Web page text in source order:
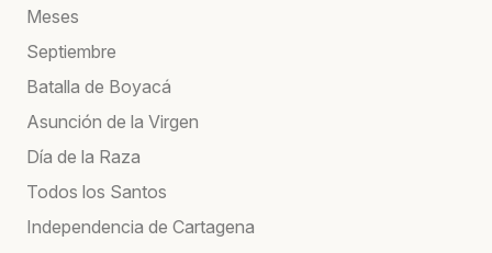
Meses
Septiembre
Batalla de Boyacá
Asunción de la Virgen
Día de la Raza
Todos los Santos
Independencia de Cartagena